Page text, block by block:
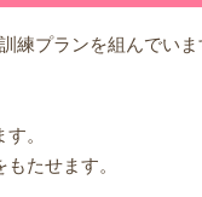
練プランを組んでいま
。
たせます。